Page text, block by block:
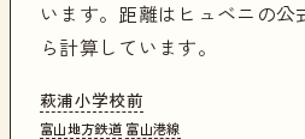
います。距離はヒュベニの公
ら計算しています。
萩浦小学校前
富山地方鉄道 富山港線